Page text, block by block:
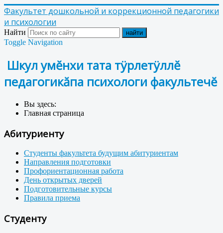
Факультет дошкольной и коррекционной педагогики
и психологии
Найти найти
Toggle Navigation
Шкул умĕнхи тата тÿрлетÿллĕ
педагогикăпа психологи факультечĕ
Вы здесь:
Главная страница
Абитуриенту
Студенты факультета будущим абитуриентам
Направления подготовки
Профориентационная работа
День открытых дверей
Подготовительные курсы
Правила приема
Студенту